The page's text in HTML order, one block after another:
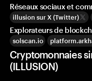
Réseaux sociaux et
illusion sur X (Twitter)
Explorateurs de
solscan.io
Cryptomonnaies
(ILLUSION)